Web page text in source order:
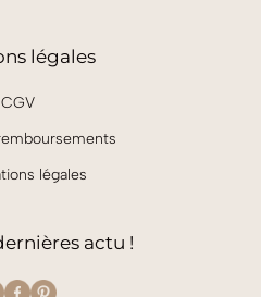
légales
CGV
légales
actu !